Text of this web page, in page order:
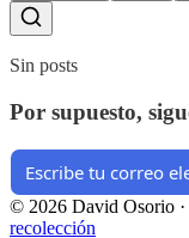
Sin posts
Por supuesto,
© 2026 David Osorio ·
recolección